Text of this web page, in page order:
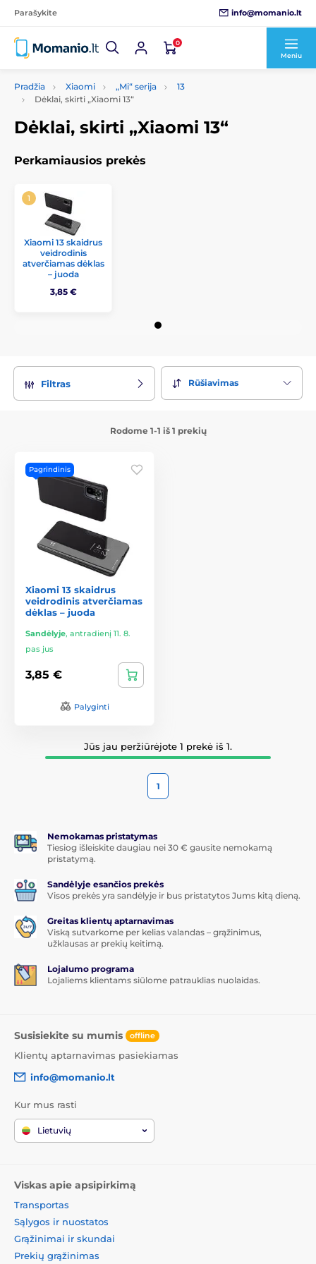
Parašykite info@momanio.lt
0
Meniu
Pradžia Xiaomi „Mi“ serija
13
Dėklai, skirti „Xiaomi 13“
Dėklai, skirti „Xiaomi 13“
Perkamiausios prekės
Xiaomi 13 skaidrus
veidrodinis
atverčiamas dėklas
– juoda
3,85 €
Filtras Rūšiavimas
Rodome 1-1 iš 1 prekių
Pagrindinis
Xiaomi 13 skaidrus
veidrodinis atverčiamas
dėklas – juoda
Sandėlyje, antradienį 11. 8.
pas jus
3,85 €
Palyginti
Jūs jau peržiūrėjote 1 prekė iš 1.
1
Nemokamas pristatymas
Tiesiog išleiskite daugiau nei 30 € gausite nemokamą
pristatymą.
Sandėlyje esančios prekės
Visos prekės yra sandėlyje ir bus pristatytos Jums kitą dieną.
Greitas klientų aptarnavimas
Viską sutvarkome per kelias valandas – grąžinimus,
užklausas ar prekių keitimą.
Lojalumo programa
Lojaliems klientams siūlome patrauklias nuolaidas.
Susisiekite su mumis offline
Klientų aptarnavimas pasiekiamas
info@momanio.lt
Kur mus rasti
Lietuvių
Viskas apie apsipirkimą
Transportas
Sąlygos ir nuostatos
Grąžinimai ir skundai
Prekių grąžinimas